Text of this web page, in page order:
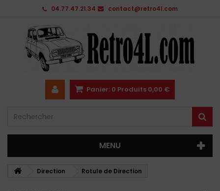
04.77.47.21.34 contact@retro4l.com
Panier: 0 Produits 0,00 €
MENU
Direction Rotule de Direction